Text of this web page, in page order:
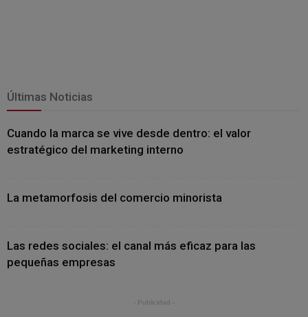
Últimas Noticias
Cuando la marca se vive desde dentro: el valor
estratégico del marketing interno
La metamorfosis del comercio minorista
Las redes sociales: el canal más eficaz para las
pequeñas empresas
- Publicidad -